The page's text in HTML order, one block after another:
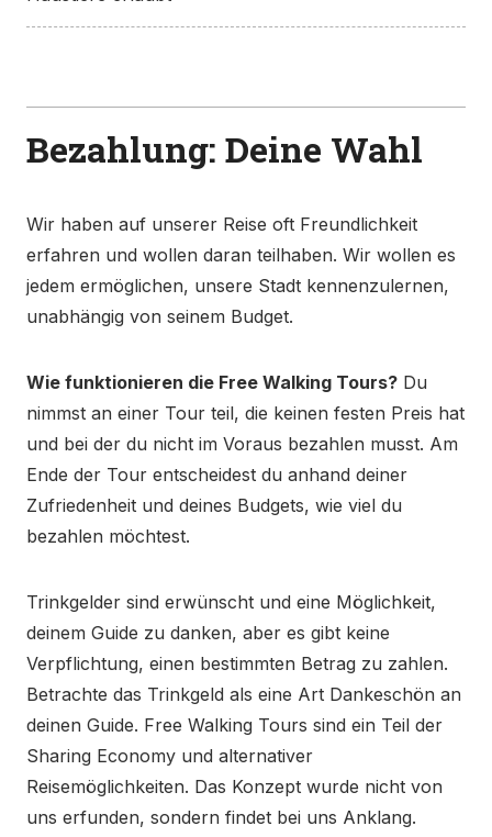
Manchmal wurden wir auch gebeten, den
Treffpunkt zu ändern. Die Stühle sind schwer zu
finden, nicht weil sie versteckt sind, sondern weil sie
ihnen sitzen, weil sie oft voller Taubenkot sind und
es manchmal laut ist. Aber wir lieben diesen Ort.
Neben der Staatsbrücke wirkt der Ort wie die
Lebensader der Stadt.
folgenden Themen
Warum gibt es in Salzburg so viele Kirchen?
Warum war Mozart kein Österreicher?
Warum haben die meisten Deutschsprachigen
noch nie von der Trapp-Familie gehört?
Was geschah in Salzburg während des Zweiten
Weltkriegs?
Bezahlung: Deine Wahl
Wir haben auf unserer Reise oft Freundlichkeit
erfahren und wollen daran teilhaben. Wir wollen es
jedem ermöglichen, unsere Stadt kennenzulernen,
unabhängig von seinem Budget.
Wie funktionieren die Free Walking Tours? Du
nimmst an einer Tour teil, die keinen festen Preis hat
und bei der du nicht im Voraus bezahlen musst. Am
Ende der Tour entscheidest du anhand deiner
Zufriedenheit und deines Budgets, wie viel du
bezahlen möchtest.
Trinkgelder sind erwünscht und eine Möglichkeit,
deinem Guide zu danken, aber es gibt keine
Verpflichtung, einen bestimmten Betrag zu zahlen.
Betrachte das Trinkgeld als eine Art Dankeschön an
deinen Guide. Free Walking Tours sind ein Teil der
Sharing Economy und alternativer
Reisemöglichkeiten. Das Konzept wurde nicht von
uns erfunden, sondern findet bei uns Anklang.